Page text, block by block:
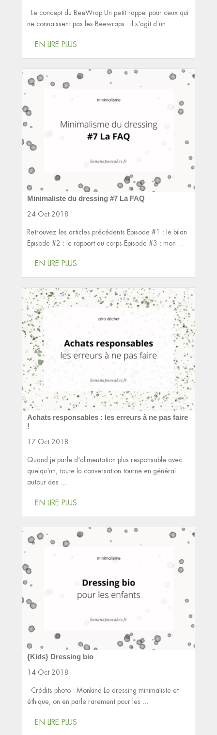
Le concept du BeeWrap Un petit rappel pour ceux qui
ne connaissent pas les Beewraps : il s'agit d'un ...
EN LIRE PLUS
Minimaliste du dressing #7 La FAQ
24 Oct 2018
Retrouvez les articles précédents Episode #1 : le bilan
Episode #2 : le rapport au corps Episode #3 : mon ...
EN LIRE PLUS
Achats responsables : les erreurs à ne pas faire
!
17 Oct 2018
Quand je parle d'alimentation plus responsable avec
quelqu'un, toute la conversation tourne en général
autour des ...
EN LIRE PLUS
{Kids} Dressing bio
14 Oct 2018
Crédits photo : Monkind Le dressing minimaliste et
éthique, on en parle rarement pour les ...
EN LIRE PLUS